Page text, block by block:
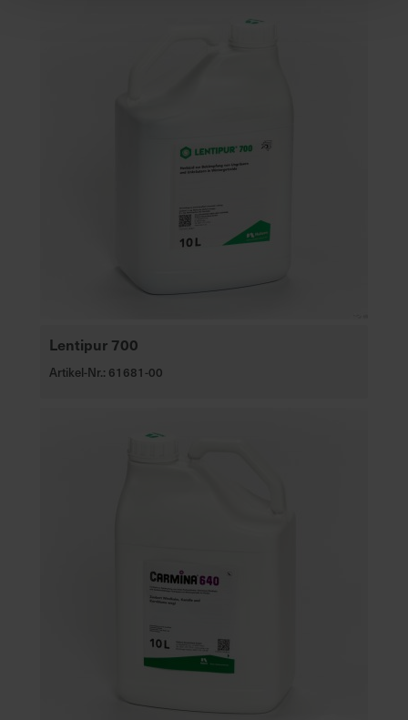
Lentipur 700
Artikel-Nr.: 61681-00